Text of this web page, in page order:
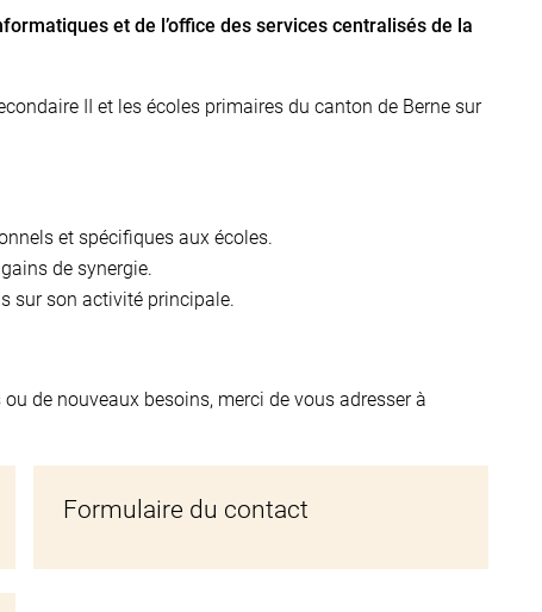
et de l’office des services centralisés de la
II et les écoles primaires du canton de Berne sur
et spécifiques aux écoles.
de synergie.
sur son activité principale.
de nouveaux besoins, merci de vous adresser à
Formulaire du contact